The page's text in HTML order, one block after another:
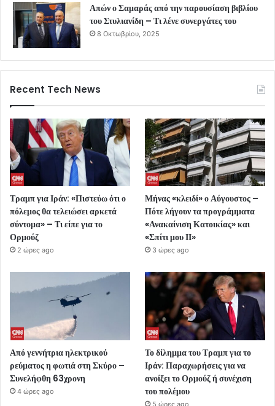
Απών ο Σαμαράς από την παρουσίαση βιβλίου
του Στυλιανίδη – Τι λένε συνεργάτες του
8 Οκτωβρίου, 2025
Recent Tech News
Τραμπ για Ιράν: «Πιστεύω ότι ο
πόλεμος θα τελειώσει αρκετά
σύντομα» – Τι είπε για το
Ορμούζ
2 ώρες ago
Μήνας «κλειδί» ο Αύγουστος –
Πότε λήγουν τα προγράμματα
«Ανακαίνιση Κατοικίας» και
«Σπίτι μου ΙΙ»
3 ώρες ago
Από γεννήτρια ηλεκτρικού
ρεύματος η φωτιά στη Σκύρο –
Συνελήφθη 63χρονη
4 ώρες ago
Το δίλημμα του Τραμπ για το
Ιράν: Παραχωρήσεις για να
ανοίξει το Ορμούζ ή συνέχιση
του πολέμου
5 ώρες ago